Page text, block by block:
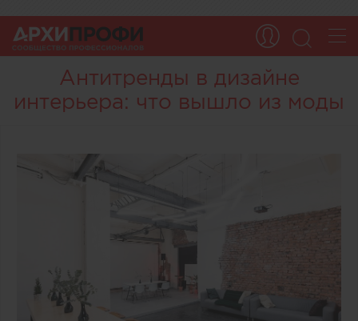
Антитренды в дизайне
интерьера: что вышло из моды